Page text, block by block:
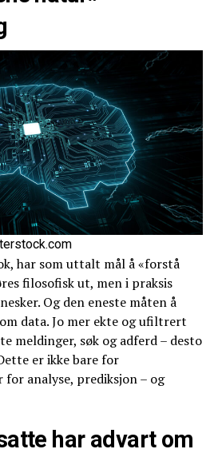
har som uttalt mål å «forstå
filosofisk ut, men i praksis
Og den eneste måten å
data. Jo mer ekte og ufiltrert
meldinger, søk og adferd – desto
er ikke bare for
analyse, prediksjon – og
har advart om